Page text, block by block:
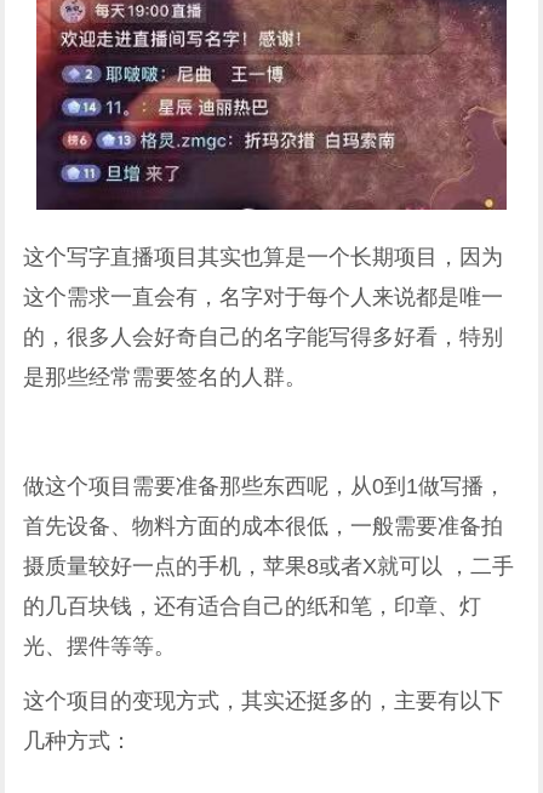
这个写字直播项目其实也算是一个长期项目，因为
这个需求一直会有，名字对于每个人来说都是唯一
的，很多人会好奇自己的名字能写得多好看，特别
是那些经常需要签名的人群。
做这个项目需要准备那些东西呢，从0到1做写播，
首先设备、物料方面的成本很低，一般需要准备拍
摄质量较好一点的手机，苹果8或者X就可以 ，二手
的几百块钱，还有适合自己的纸和笔，印章、灯
光、摆件等等。
这个项目的变现方式，其实还挺多的，主要有以下
几种方式：